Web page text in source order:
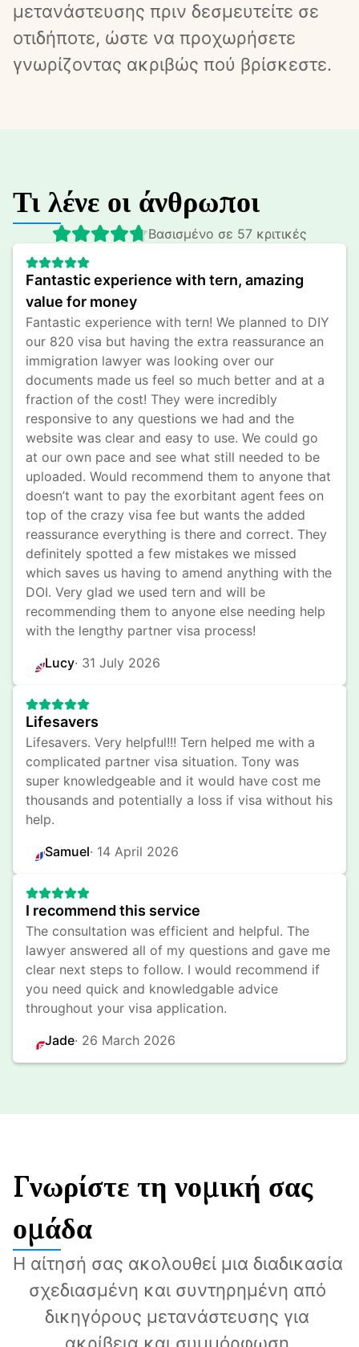
μετανάστευσης πριν δεσμευτείτε σε
οτιδήποτε, ώστε να προχωρήσετε
γνωρίζοντας ακριβώς πού βρίσκεστε.
Τι λένε οι άνθρωποι
Βασισμένο σε 57 κριτικές
Fantastic experience with tern, amazing
value for money
Fantastic experience with tern! We planned to DIY
our 820 visa but having the extra reassurance an
immigration lawyer was looking over our
documents made us feel so much better and at a
fraction of the cost! They were incredibly
responsive to any questions we had and the
website was clear and easy to use. We could go
at our own pace and see what still needed to be
uploaded. Would recommend them to anyone that
doesn’t want to pay the exorbitant agent fees on
top of the crazy visa fee but wants the added
reassurance everything is there and correct. They
definitely spotted a few mistakes we missed
which saves us having to amend anything with the
DOI. Very glad we used tern and will be
recommending them to anyone else needing help
with the lengthy partner visa process!
Lucy· 31 July 2026
Lifesavers
Lifesavers. Very helpful!!! Tern helped me with a
complicated partner visa situation. Tony was
super knowledgeable and it would have cost me
thousands and potentially a loss if visa without his
help.
Samuel· 14 April 2026
I recommend this service
The consultation was efficient and helpful. The
lawyer answered all of my questions and gave me
clear next steps to follow. I would recommend if
you need quick and knowledgable advice
throughout your visa application.
Jade· 26 March 2026
Γνωρίστε τη νομική σας
ομάδα
Η αίτησή σας ακολουθεί μια διαδικασία
σχεδιασμένη και συντηρημένη από
δικηγόρους μετανάστευσης για